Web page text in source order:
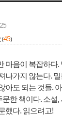
(45)
마음이 복잡하다
나가지 않는다.
아도 되는 것들.
한 책이다. 소설
했다. 읽으려고!